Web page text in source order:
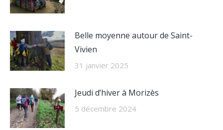
Belle moyenne autour de Saint-
Vivien
31 janvier 2025
Jeudi d’hiver à Morizès
5 décembre 2024